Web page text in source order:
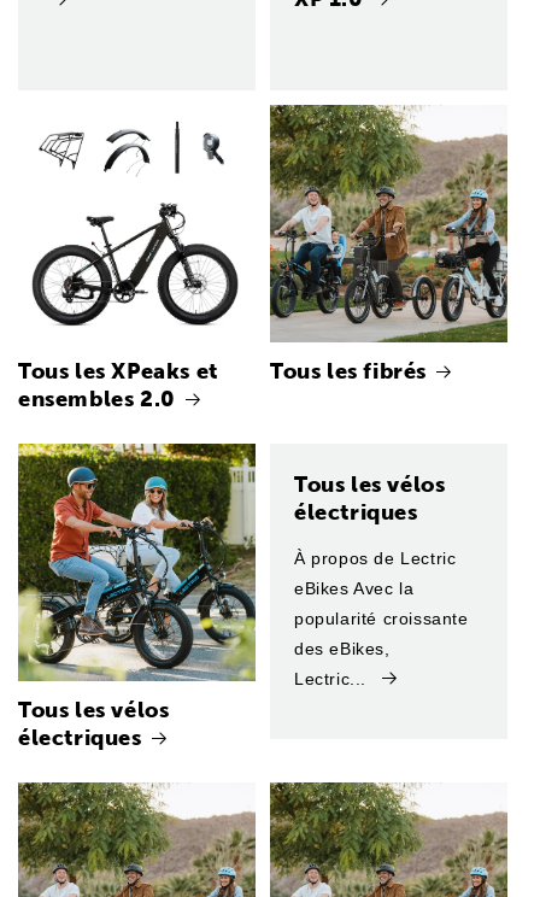
Tous les XPeaks et
ensembles 2.0
Tous les fibrés
Tous les vélos
électriques
Tous les vélos
électriques
À propos de Lectric
eBikes Avec la
popularité croissante
des eBikes,
Lectric...